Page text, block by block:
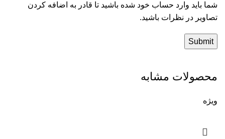
شما باید وارد حساب خود شده باشید تا قادر به اضافه کردن
تصاویر در نظرات باشید.
محصولات مشابه
ویژه